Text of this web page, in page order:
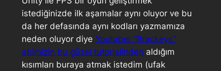
istediğinizde ilk aşamalar aynı oluyor ve bu
da her defasında aynı kodları yazmamıza
neden oluyor diye Youtuber “Brackeys”
abimizin bu güzel tutorialinden aldığım
kısımları buraya atmak istedim (ufak